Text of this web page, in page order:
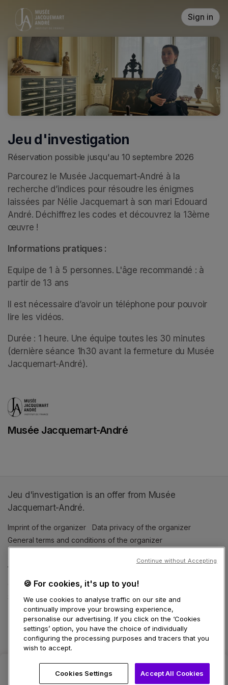
Skip header
Sign in
Jeu d'investigation
Réservation possible jusqu'au 10 septembre 2026
Select date
Parcourez le Musée Jacquemart-André à la
recherche d’indices pour résoudre les énigmes
laissées par Nélie Jacquemart à son mari Edouard
André. Déchiffrez les codes et découvrez la 13ème
œuvre !
Informations pratiques :
Equipe de 1 à 5 personnes. L'âge recommandé : à
partir de 13 ans
Il est nécessaire d’avoir un téléphone pour pouvoir
lire les vidéos.
Durée : 1 heure. Une équipe toutes les 30 minutes
(dernière séance 1h30 avant la fermeture du Musée
Jacquemart-André).
Musée Jacquemart-André
Jeu d'investigation is an offer from Musée
Jacquemart-André.
Imprint of the organizer (opens in a new tab)
Data privacy of the organizer
General terms and conditions of the organizer
Cookie settings(opens in a new tab)
Data privacy policy(opens in a new tab)
Support (opens in a new tab)
🍪 For cookies, it's up to you!
We use cookies to analyse traffic on our site and
continually improve your browsing experience,
personalise our advertising. If you click on the ‘Cookies
settings’ option, you have the choice of individually
configuring the processing purposes and tracers that you
wish to accept.
Cookies Settings Accept All Cookies
Continue without Accepting